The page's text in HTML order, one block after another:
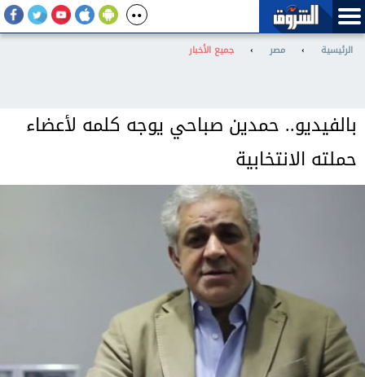
الرئيسية › مصر › جميع الأخبار
بالفيديو.. حمدين صباحي يوجه كلمه لأعضاء
حملته الانتخابية